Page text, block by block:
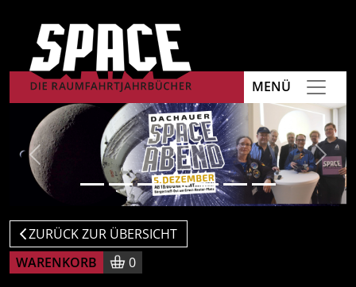
MENÜ
Previous Next
ZURÜCK ZUR ÜBERSICHT
WARENKORB
0